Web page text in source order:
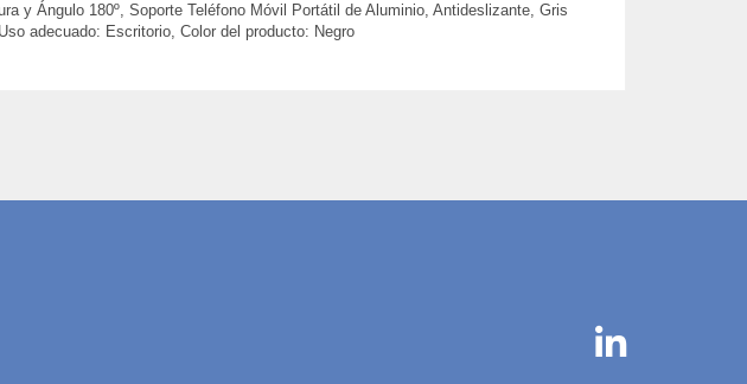
y Ángulo 180º, Soporte Teléfono Móvil Portátil de Aluminio, Antideslizante, Gris
adecuado: Escritorio, Color del producto: Negro